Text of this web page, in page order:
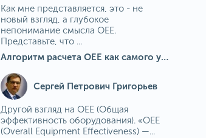
Как мне представляется, это - не
новый взгляд, а глубокое
непонимание смысла OEE.
Представьте, что ...
Алгоритм расчета ОЕЕ как самого универсального и современного показателя эффективности оборудования в мире
Сергей Петрович Григорьев
Другой взгляд на OEE (Общая
эффективность оборудования). «OEE
(Overall Equipment Effectiveness) —...